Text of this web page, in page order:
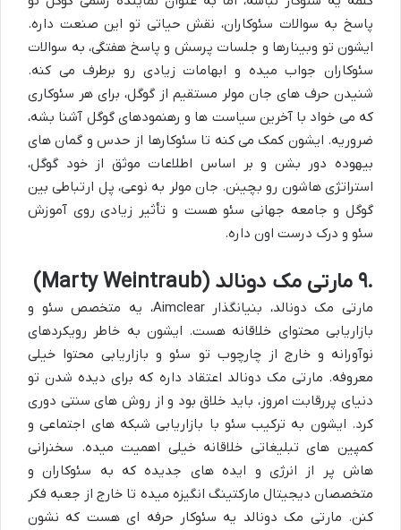
پاسخ به سوالات سئوکاران، نقش حیاتی تو این صنعت داره.
ایشون تو وبینارها و جلسات پرسش و پاسخ هفتگی، به سوالات
سئوکاران جواب میده و ابهامات زیادی رو برطرف می کنه.
شنیدن حرف های جان مولر مستقیم از گوگل، برای هر سئوکاری
که می خواد با آخرین سیاست ها و رهنمودهای گوگل آشنا بشه،
ضروریه. ایشون کمک می کنه تا سئوکارها از حدس و گمان های
بیهوده دور بشن و بر اساس اطلاعات موثق از خود گوگل،
استراتژی هاشون رو بچینن. جان مولر به نوعی، پل ارتباطی بین
گوگل و جامعه جهانی سئو هست و تأثیر زیادی روی آموزش
سئو و درک درست اون داره.
۹. مارتی مک دونالد (Marty Weintraub
)
مارتی مک دونالد، بنیانگذارAimclear، یه متخصص سئو و
بازاریابی محتوای خلاقانه هست. ایشون به خاطر رویکردهای
نوآورانه و خارج از چارچوب تو سئو و بازاریابی محتوا خیلی
معروفه. مارتی مک دونالد اعتقاد داره که برای دیده شدن تو
دنیای پررقابت امروز، باید خلاق بود و از روش های سنتی دوری
کرد. ایشون به ترکیب سئو با بازاریابی شبکه های اجتماعی و
کمپین های تبلیغاتی خلاقانه خیلی اهمیت میده. سخنرانی
هاش پر از انرژی و ایده های جدیده که به سئوکاران و
متخصصان دیجیتال مارکتینگ انگیزه میده تا خارج از جعبه فکر
کنن. مارتی مک دونالد یه سئوکار حرفه ایهست که نشون